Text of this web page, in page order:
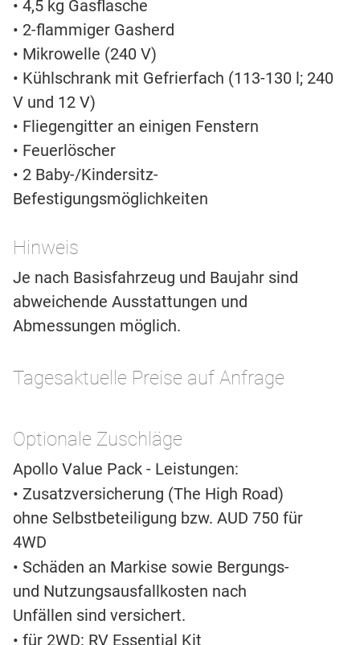
• 4,5 kg Gasflasche
• 2-flammiger Gasherd
• Mikrowelle (240 V)
• Kühlschrank mit Gefrierfach (113-130 l; 240
V und 12 V)
• Fliegengitter an einigen Fenstern
• Feuerlöscher
• 2 Baby-/Kindersitz-
Befestigungsmöglichkeiten
Hinweis
Je nach Basisfahrzeug und Baujahr sind
abweichende Ausstattungen und
Abmessungen möglich.
Tagesaktuelle Preise auf Anfrage
Optionale Zuschläge
Apollo Value Pack - Leistungen:
• Zusatzversicherung (The High Road)
ohne Selbstbeteiligung bzw. AUD 750 für
4WD
• Schäden an Markise sowie Bergungs-
und Nutzungsausfallkosten nach
Unfällen sind versichert.
• für 2WD: RV Essential Kit